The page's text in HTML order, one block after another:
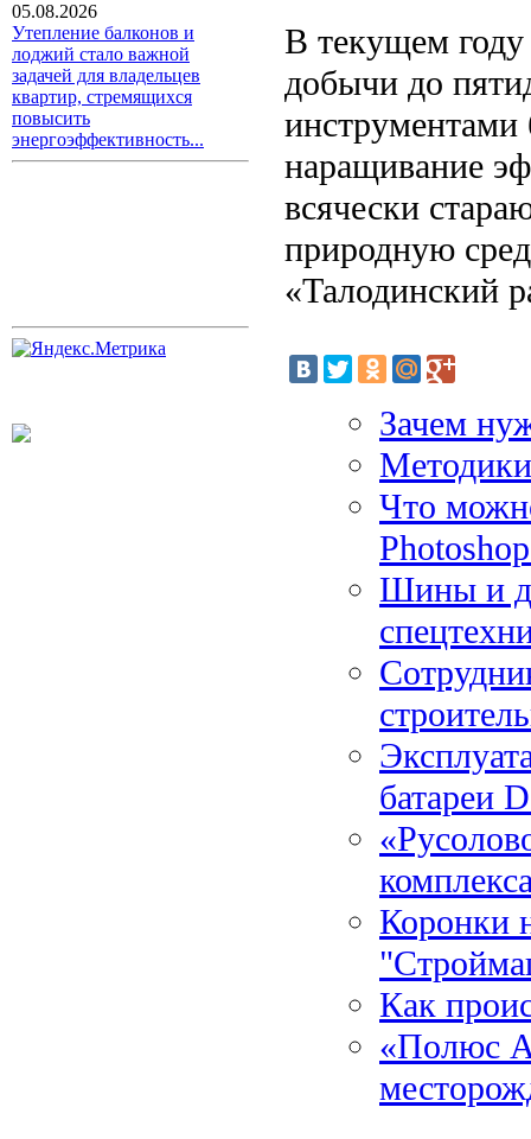
05.08.2026
Утепление балконов и
лоджий стало важной
задачей для владельцев
квартир, стремящихся
повысить
энергоэффективность...
В текущем году
добычи до
инструментами
наращивание
всячески
природную
«Талодинский
Зачем
Что
Шины и
батареи
Коронки
Как
«Полюс